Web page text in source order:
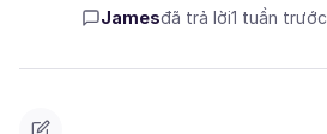
Jamesđã trả lời1 tuần trước